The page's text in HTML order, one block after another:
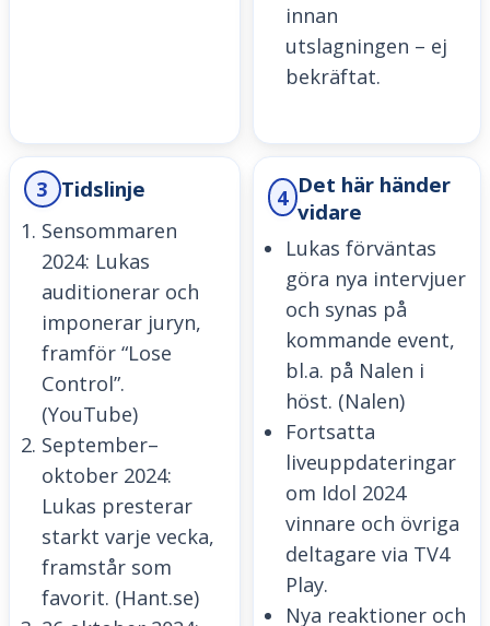
innan
utslagningen – ej
bekräftat.
3 Tidslinje
Sensommaren
2024: Lukas
auditionerar och
imponerar juryn,
framför “Lose
Control”.
(YouTube)
September–
oktober 2024:
Lukas presterar
starkt varje vecka,
framstår som
favorit. (Hant.se)
4 Det här händer
vidare
Lukas förväntas
göra nya intervjuer
och synas på
kommande event,
bl.a. på Nalen i
höst. (Nalen)
Fortsatta
liveuppdateringar
om Idol 2024
vinnare och övriga
deltagare via TV4
Play.
Nya reaktioner och